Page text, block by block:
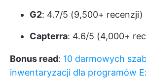
G2: 4.7/5 (9,500+ recenzji)
Capterra: 4.6/5 (4,000+
Bonus read: 10 darmowych
inwentaryzacji dla programów